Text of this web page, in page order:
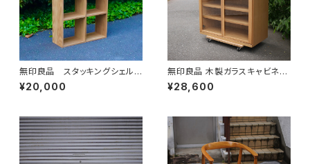
無印良品 スタッキングシェル
フ 3段
¥20,000
無印良品 木製ガラスキャビネッ
ト
¥28,600